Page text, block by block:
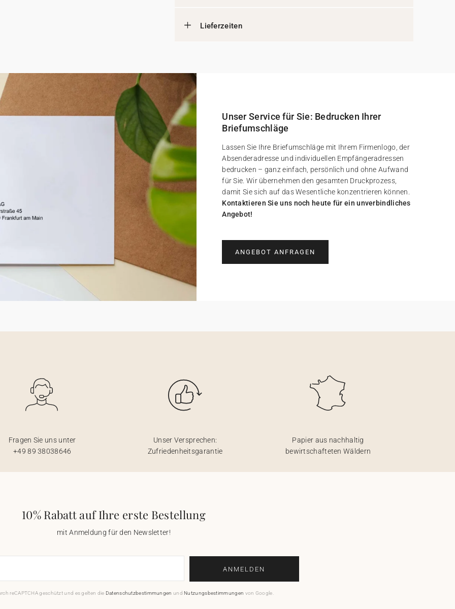
Lieferzeiten
Unser Service für Sie: Bedrucken Ihrer
Briefumschläge
Lassen Sie Ihre Briefumschläge mit Ihrem Firmenlogo, der
Absenderadresse und individuellen Empfängeradressen
bedrucken – ganz einfach, persönlich und ohne Aufwand
für Sie. Wir übernehmen den gesamten Druckprozess,
damit Sie sich auf das Wesentliche konzentrieren können.
Kontaktieren Sie uns noch heute für ein unverbindliches
Angebot!
ANGEBOT ANFRAGEN
Fragen Sie uns unter
+49 89 38038646
Unser Versprechen:
Zufriedenheitsgarantie
Papier aus nachhaltig
bewirtschafteten Wäldern
10% Rabatt auf Ihre erste Bestellung
mit Anmeldung für den Newsletter!
ANMELDEN
reCAPTCHA geschützt und es gelten die Datenschutzbestimmungen und Nutzungsbestimmungen von Google.